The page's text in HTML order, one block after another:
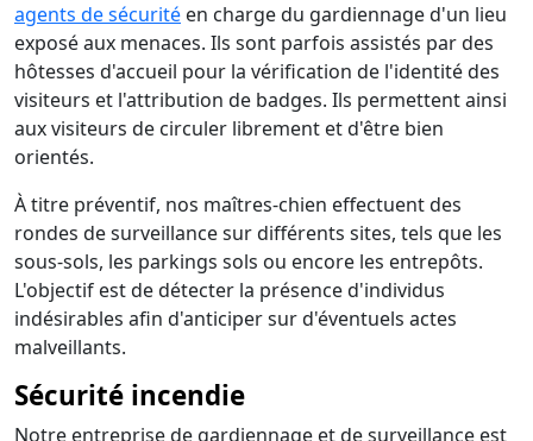
agents de sécurité en charge du gardiennage d'un lieu
exposé aux menaces. Ils sont parfois assistés par des
hôtesses d'accueil pour la vérification de l'identité des
visiteurs et l'attribution de badges. Ils permettent ainsi
aux visiteurs de circuler librement et d'être bien
orientés.
À titre préventif, nos maîtres-chien effectuent des
rondes de surveillance sur différents sites, tels que les
sous-sols, les parkings sols ou encore les entrepôts.
L'objectif est de détecter la présence d'individus
indésirables afin d'anticiper sur d'éventuels actes
malveillants.
Sécurité incendie
Notre entreprise de gardiennage et de surveillance est